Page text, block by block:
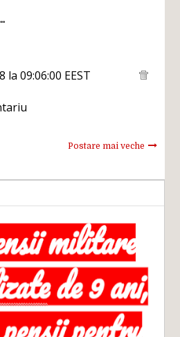
la 09:06:00 EEST
Postare mai veche